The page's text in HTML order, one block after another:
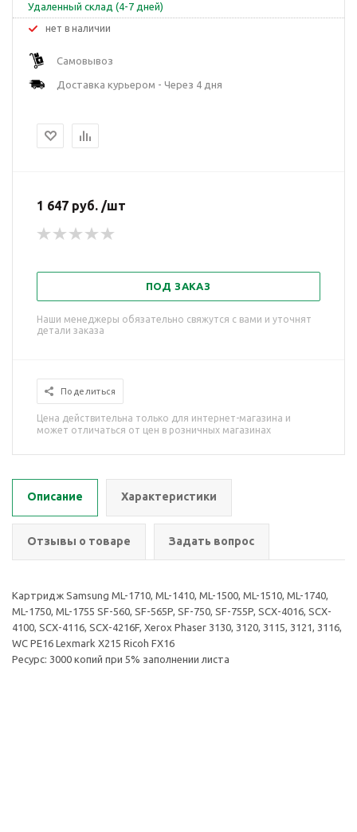
Удаленный склад (4-7 дней)
Нет в наличии
Самовывоз
Доставка курьером - Через 4 дня
1 647 руб. /шт
ПОД ЗАКАЗ
Наши менеджеры обязательно свяжутся с вами и уточнят
детали заказа
Поделиться
Цена действительна только для интернет-магазина и
может отличаться от цен в розничных магазинах
Описание Характеристики
Отзывы о товаре Задать вопрос
Картридж Samsung ML-1710, ML-1410, ML-1500, ML-1510, ML-1740,
ML-1750, ML-1755 SF-560, SF-565P, SF-750, SF-755P, SCX-4016, SCX-
4100, SCX-4116, SCX-4216F, Xerox Phaser 3130, 3120, 3115, 3121, 3116,
WC PE16 Lexmark X215 Ricoh FX16
Ресурс: 3000 копий при 5% заполнении листа